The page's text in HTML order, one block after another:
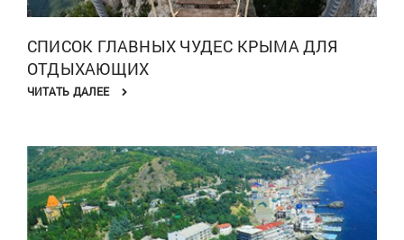
СПИСОК ГЛАВНЫХ ЧУДЕС КРЫМА ДЛЯ
ОТДЫХАЮЩИХ
ЧИТАТЬ ДАЛЕЕ